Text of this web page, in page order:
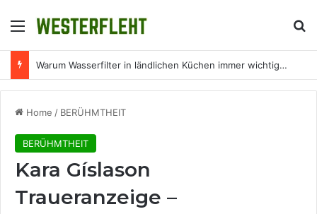
Menu
Warum Wasserfilter in ländlichen Küchen immer wichtiger werden
Home / BERÜHMTHEIT
BERÜHMTHEIT
Kara Gíslason
Traueranzeige –